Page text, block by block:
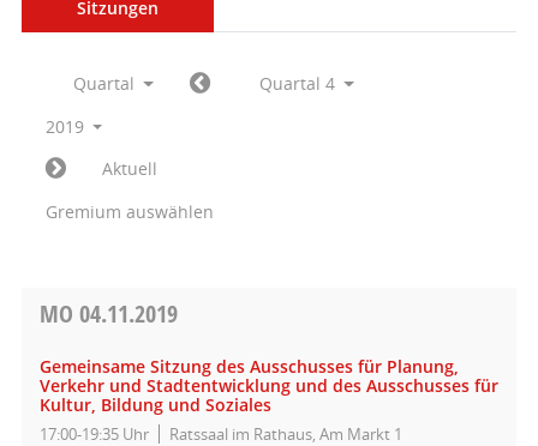
Sitzungen
Quartal
Quartal 4
2019
Aktuell
Gremium auswählen
MO 04.11.2019
Gemeinsame Sitzung des Ausschusses für Planung,
Verkehr und Stadtentwicklung und des Ausschusses für
Kultur, Bildung und Soziales
17:00-19:35 Uhr Ratssaal im Rathaus, Am Markt 1